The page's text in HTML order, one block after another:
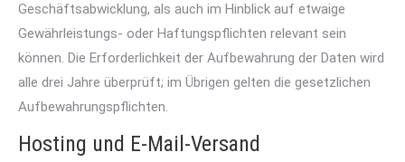
Geschäftsabwicklung, als auch im Hinblick auf etwaige
Gewährleistungs- oder Haftungspflichten relevant sein
können. Die Erforderlichkeit der Aufbewahrung der Daten wird
alle drei Jahre überprüft; im Übrigen gelten die gesetzlichen
Aufbewahrungspflichten.
Hosting und E-Mail-Versand